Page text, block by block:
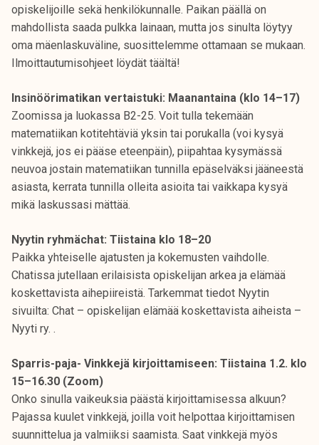
opiskelijoille sekä henkilökunnalle. Paikan päällä on
mahdollista saada pulkka lainaan, mutta jos sinulta löytyy
oma mäenlaskuväline, suosittelemme ottamaan se mukaan.
Ilmoittautumisohjeet löydät täältä!
Insinöörimatikan vertaistuki: Maanantaina (klo 14–17)
Zoomissa ja luokassa B2-25. Voit tulla tekemään
matematiikan kotitehtäviä yksin tai porukalla (voi kysyä
vinkkejä, jos ei pääse eteenpäin), piipahtaa kysymässä
neuvoa jostain matematiikan tunnilla epäselväksi jääneestä
asiasta, kerrata tunnilla olleita asioita tai vaikkapa kysyä
mikä laskussasi mättää.
Nyytin ryhmächat: Tiistaina klo 18–20
Paikka yhteiselle ajatusten ja kokemusten vaihdolle.
Chatissa jutellaan erilaisista opiskelijan arkea ja elämää
koskettavista aihepiireistä. Tarkemmat tiedot Nyytin
sivuilta: Chat – opiskelijan elämää koskettavista aiheista –
Nyyti ry. .
Sparris-paja- Vinkkejä kirjoittamiseen: Tiistaina 1.2. klo
15–16.30 (Zoom)
Onko sinulla vaikeuksia päästä kirjoittamisessa alkuun?
Pajassa kuulet vinkkejä, joilla voit helpottaa kirjoittamisen
suunnittelua ja valmiiksi saamista. Saat vinkkejä myös